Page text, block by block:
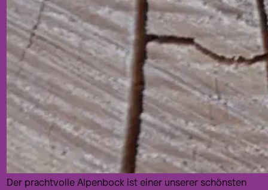
Der prachtvolle Alpenbock ist einer unserer schönsten